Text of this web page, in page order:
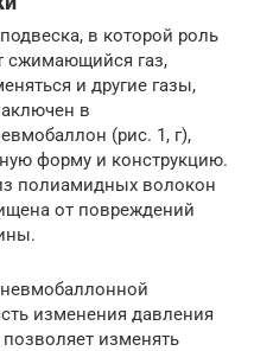
в которой роль
сжимающийся газ,
и другие газы,
в
(рис. 1, г),
форму и конструкцию.
полиамидных волокон
от повреждений
изменения давления
позволяет изменять